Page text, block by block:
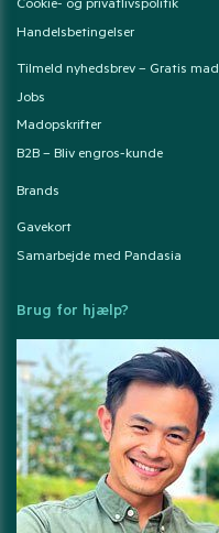
Cookie- og privatlivspolitik
Handelsbetingelser
Tilmeld nyhedsbrev – Gratis mad
Jobs
Madopskrifter
B2B – Bliv engros-kunde
Brands
Gavekort
Samarbejde med Pandasia
Brug for hjælp?